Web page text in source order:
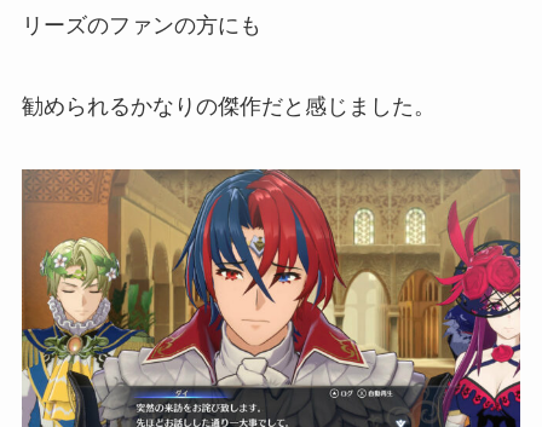
リーズのファンの方にも
勧められるかなりの傑作だと感じました。